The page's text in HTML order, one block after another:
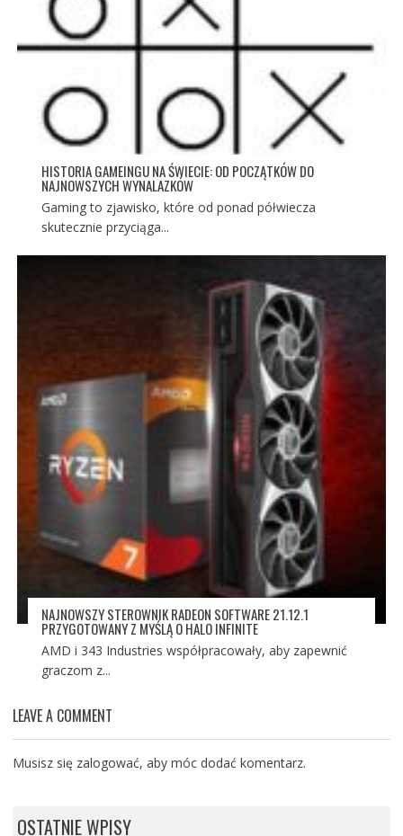
HISTORIA GAMEINGU NA ŚWIECIE: OD POCZĄTKÓW DO
NAJNOWSZYCH WYNALAZKÓW
Gaming to zjawisko, które od ponad półwiecza
skutecznie przyciąga...
NAJNOWSZY STEROWNIK RADEON SOFTWARE 21.12.1
PRZYGOTOWANY Z MYŚLĄ O HALO INFINITE
AMD i 343 Industries współpracowały, aby zapewnić
graczom z...
LEAVE A COMMENT
Musisz się zalogować, aby móc dodać komentarz.
OSTATNIE WPISY